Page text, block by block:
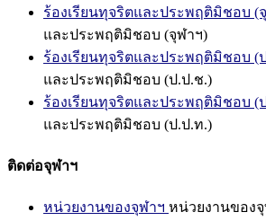
ร้องเรียนทุจริตและประพฤติมิชอบ (
และประพฤติมิชอบ (จุฬาฯ)
ร้องเรียนทุจริตและประพฤติมิชอบ (
และประพฤติมิชอบ (ป.ป.ช.)
ร้องเรียนทุจริตและประพฤติมิชอบ (
และประพฤติมิชอบ (ป.ป.ท.)
ติดต่อจุฬาฯ
หน่วยงานของจุฬาฯ หน่วยงานของ